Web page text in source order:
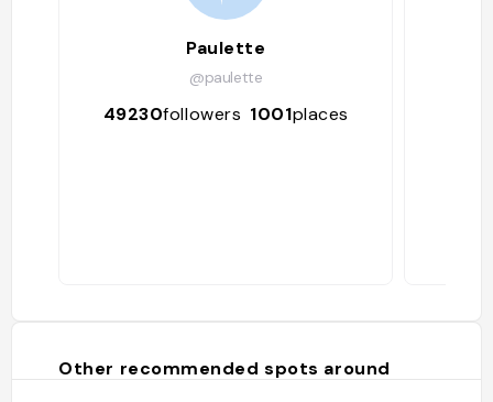
Paulette
@paulette
49230followers 1001places
Other recommended spots around